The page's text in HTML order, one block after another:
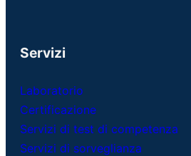
Servizi
Laboratorio
Certificazione
Servizi di test di competenza
Servizi di sorveglianza